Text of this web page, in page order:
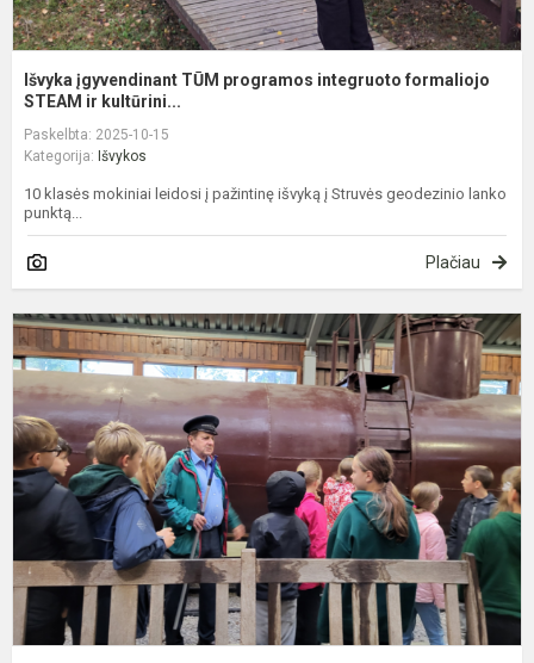
Išvyka įgyvendinant TŪM programos integruoto formaliojo
STEAM ir kultūrini...
Paskelbta: 2025-10-15
Kategorija: Išvykos
10 klasės mokiniai leidosi į pažintinę išvyką į Struvės geodezinio lanko
punktą...
Plačiau